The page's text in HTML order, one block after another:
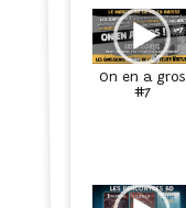
On en a gros
#7